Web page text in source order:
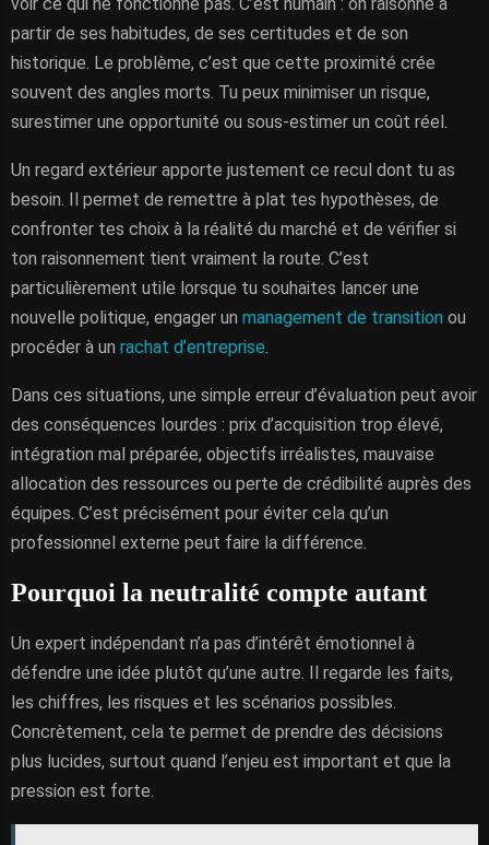
partir de ses habitudes, de ses certitudes et de son
historique. Le problème, c’est que cette proximité crée
souvent des angles morts. Tu peux minimiser un risque,
surestimer une opportunité ou sous-estimer un coût réel.
Un regard extérieur apporte justement ce recul dont tu as
besoin. Il permet de remettre à plat tes hypothèses, de
confronter tes choix à la réalité du marché et de vérifier si
ton raisonnement tient vraiment la route. C’est
particulièrement utile lorsque tu souhaites lancer une
nouvelle politique, engager un management de transition ou
procéder à un rachat d’entreprise.
Dans ces situations, une simple erreur d’évaluation peut avoir
des conséquences lourdes : prix d’acquisition trop élevé,
intégration mal préparée, objectifs irréalistes, mauvaise
allocation des ressources ou perte de crédibilité auprès des
équipes. C’est précisément pour éviter cela qu’un
professionnel externe peut faire la différence.
Pourquoi la neutralité compte autant
Un expert indépendant n’a pas d’intérêt émotionnel à
défendre une idée plutôt qu’une autre. Il regarde les faits,
les chiffres, les risques et les scénarios possibles.
Concrètement, cela te permet de prendre des décisions
plus lucides, surtout quand l’enjeu est important et que la
pression est forte.